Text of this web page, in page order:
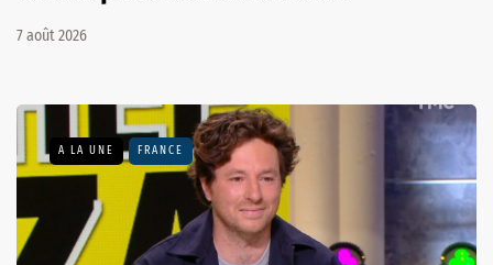
7 août 2026
A LA UNE FRANCE